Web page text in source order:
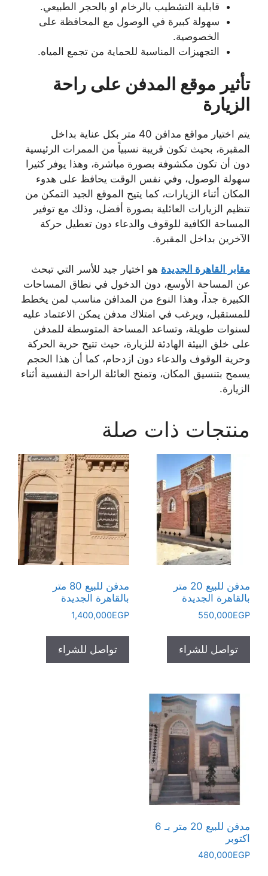
قابلية التشطيب بالرخام او بالحجر الطبيعي.
سهولة كبيرة في الوصول مع المحافظة على
الخصوصية.
التجهيزات المناسبة للحماية من تجمع المياه.
تأثير موقع المدفن على راحة
الزيارة
يتم اختيار مواقع مدافن 40 متر بكل عناية بداخل
المقبرة، بحيث تكون قريبة نسبياً من الممرات الرئيسية
دون أن تكون مكشوفة بصورة مباشرة، وهذا يوفر كثيرا
سهولة الوصول، وفي نفس الوقت يحافظ على هدوء
المكان أثناء الزيارات، كما يتيح الموقع الجيد التمكن من
تنظيم الزيارات العائلية بصورة أفضل، وذلك مع توفير
المساحة الكافية للوقوف والدعاء دون تعطيل حركة
الآخرين بداخل المقبرة.
مقابر القاهرة الجديدة هو اختيار جيد للأسر التي تبحث
عن المساحة الأوسع، دون الدخول في نطاق المساحات
الكبيرة جداً، وهذا النوع من المدافن مناسب لمن يخطط
للمستقبل، ويرغب في امتلاك مدفن يمكن الاعتماد عليه
لسنوات طويلة، وتساعد المساحة المتوسطة للمدفن
على خلق البيئة الهادئة للزيارة، حيث تتيح حرية الحركة
وحرية الوقوف والدعاء دون ازدحام، كما أن هذا الحجم
يسمح بتنسيق المكان، وتمنح العائلة الراحة النفسية أثناء
الزيارة.
منتجات ذات صلة
مدفن للبيع 20 متر
بالقاهرة الجديدة
550,000EGP
تواصل للشراء
مدفن للبيع 80 متر
بالقاهرة الجديدة
1,400,000EGP
تواصل للشراء
مدفن للبيع 20 متر بـ 6
اكتوبر
480,000EGP